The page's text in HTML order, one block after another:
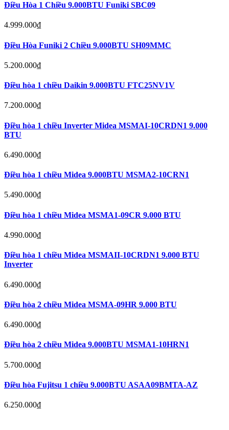
Điều Hòa 1 Chiều 9.000BTU Funiki SBC09
4.999.000₫
Điều Hòa Funiki 2 Chiều 9.000BTU SH09MMC
5.200.000₫
Điều hòa 1 chiều Daikin 9.000BTU FTC25NV1V
7.200.000₫
Điều hòa 1 chiều Inverter Midea MSMAI-10CRDN1 9.000
BTU
6.490.000₫
Điều hòa 1 chiều Midea 9.000BTU MSMA2-10CRN1
5.490.000₫
Điều hòa 1 chiều Midea MSMA1-09CR 9.000 BTU
4.990.000₫
Điều hòa 1 chiều Midea MSMAII-10CRDN1 9.000 BTU
Inverter
6.490.000₫
Điều hòa 2 chiều Midea MSMA-09HR 9.000 BTU
6.490.000₫
Điều hòa 2 chiều Midea 9.000BTU MSMA1-10HRN1
5.700.000₫
Điều hòa Fujitsu 1 chiều 9.000BTU ASAA09BMTA-AZ
6.250.000₫